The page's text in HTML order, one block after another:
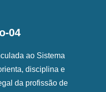
04
ao Sistema
disciplina e
da profissão de